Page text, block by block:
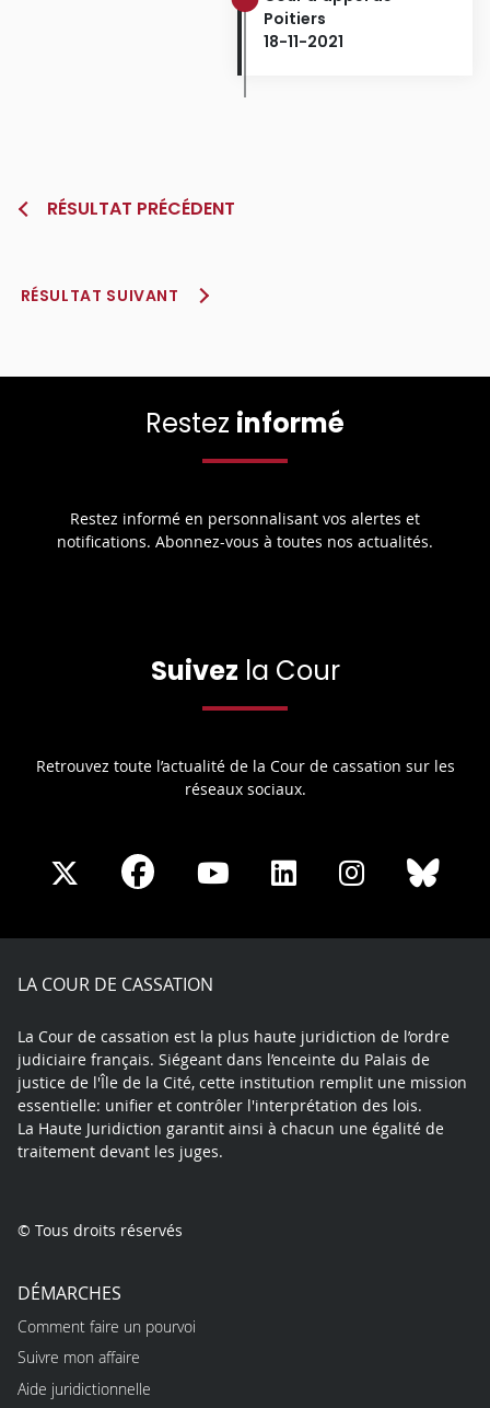
Poitiers
18-11-2021
RÉSULTAT PRÉCÉDENT
RÉSULTAT SUIVANT
Restez informé
Restez informé en personnalisant vos alertes et
notifications. Abonnez-vous à toutes nos actualités.
Suivez la Cour
Retrouvez toute l’actualité de la Cour de cassation sur les
réseaux sociaux.
Share
X
Share
Facebook
Share
Youtube
Share
LinkedIn
Share
Instagram
LA COUR DE CASSATION
La Cour de cassation est la plus haute juridiction de l’ordre
judiciaire français. Siégeant dans l’enceinte du Palais de
justice de l'Île de la Cité, cette institution remplit une mission
essentielle: unifier et contrôler l'interprétation des lois.
La Haute Juridiction garantit ainsi à chacun une égalité de
traitement devant les juges.
© Tous droits réservés
DÉMARCHES
Comment faire un pourvoi
Suivre mon affaire
Aide juridictionnelle